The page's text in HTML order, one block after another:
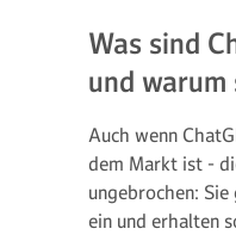
Was sind
und
Auch wenn
dem Markt ist -
ungebrochen:
ein und erhalten